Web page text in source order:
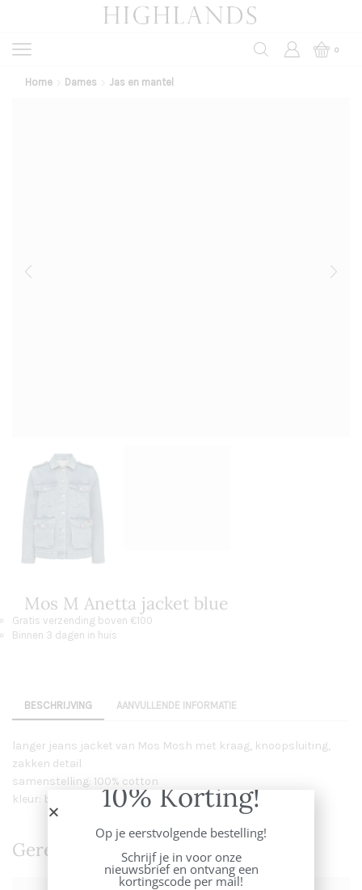
0
Home Dames Jas en mantel
Mos M Anetta jacket blue
Gratis verzending boven €100
Binnen 3 dagen in huis
BESCHRIJVING AANVULLENDE INFORMATIE
langer jeans jacket van Mos Mosh met kraag, knoopsluiting,
zakken detail
samenstelling: 100% cotton
kleur: blue
Gerelateerde Producten
10% Korting!
Op je eerstvolgende bestelling!
Schrijf je in voor onze
nieuwsbrief en ontvang een
kortingscode per mail!